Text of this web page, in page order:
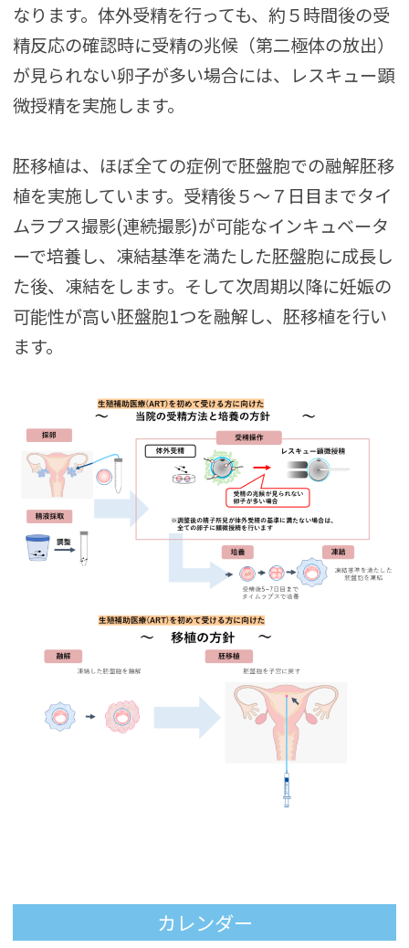
なります。体外受精を行っても、約５時間後の受
精反応の確認時に受精の兆候（第二極体の放出）
が見られない卵子が多い場合には、レスキュー顕
微授精を実施します。
胚移植は、ほぼ全ての症例で胚盤胞での融解胚移
植を実施しています。受精後５～７日目までタイ
ムラプス撮影(連続撮影)が可能なインキュベータ
ーで培養し、凍結基準を満たした胚盤胞に成長し
た後、凍結をします。そして次周期以降に妊娠の
可能性が高い胚盤胞1つを融解し、胚移植を行い
ます。
カレンダー